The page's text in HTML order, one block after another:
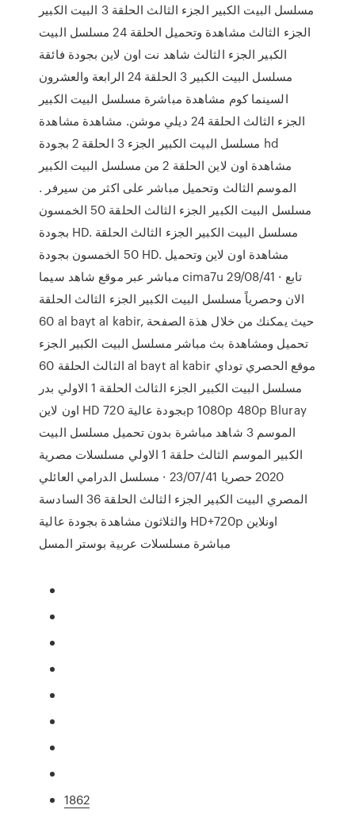
مسلسل البيت الكبير الجزء الثالث الحلقة 3 البيت الكبير
الجزء الثالث مشاهدة وتحميل الحلقة 24 مسلسل البيت
الكبير الجزء الثالث شاهد نت اون لاين بجودة فائقة
مسلسل البيت الكبير 3 الحلقة 24 الرابعة والعشرون
السينما كوم مشاهدة مباشرة مسلسل البيت الكبير
الجزء الثالث الحلقة 24 ديلي موشن. مشاهدة مشاهدة
مسلسل البيت الكبير الجزء 3 الحلقة 2 بجودة hd
مشاهدة اون لاين الحلقة 2 من مسلسل البيت الكبير
الموسم الثالث وتحميل مباشر على اكثر من سيرفر .
مسلسل البيت الكبير الجزء الثالث الحلقة 50 الخمسون
بجودة HD. مسلسل البيت الكبير الجزء الثالث الحلقة
50 الخمسون بجودة HD. مشاهدة اون لاين وتحميل
مباشر عبر موقع شاهد سيما cima7u 29/08/41 · تابع
الان وحصرياً مسلسل البيت الكبير الجزء الثالث الحلقة
60 al bayt al kabir, حيث يمكنك من خلال هذة الصفحة
تحميل ومشاهدة بث مباشر مسلسل البيت الكبير الجزء
الثالث الحلقة 60 al bayt al kabir موقع الحصري توداي
مسلسل البيت الكبير الجزء الثالث الحلقة 1 الاولي بدر
اون لاين HD بجودة عالية 720p 1080p 480p Bluray
الموسم 3 شاهد مباشرة بدون تحميل مسلسل البيت
الكبير الموسم الثالث حلقة 1 الاولي مسلسلات مصرية
2020 حصريا 23/07/41 · مسلسل الدرامي العائلي
المصري البيت الكبير الجزء الثالث الحلقة 36 السادسة
والثلاثون مشاهدة بجودة عالية HD+720p اونلاين
مباشرة مسلسلات عربية بوستر المسل
1862